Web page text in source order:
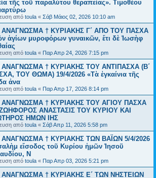
τῆς τοῦ παραλύτου θεραπείας». Τιμοθέου
από toula « Σάβ Μάιος 02, 2026 10:10 am
ΑΝΑΓΝΩΣΜΑ † ΚΥΡΙΑΚΗΣ Γ΄ ΑΠΟ ΤΟΥ ΠΑΣΧΑ
ἁγίων μυροφόρων γυναικῶν, ἔτι δὲ Ἰωσὴφ
από toula « Παρ Απρ 24, 2026 7:15 pm
ΑΝΑΓΝΩΣΜΑ † ΚΥΡΙΑΚΗΣ ΤΟΥ ΑΝΤΙΠΑΣΧΑ (Β΄
ΤΟΥ ΘΩΜΑ) 19/4/2026 «Τὰ ἐγκαίνια τῆς
ἀνα
από toula « Παρ Απρ 17, 2026 8:14 pm
ΑΝΑΓΝΩΣΜΑ † ΚΥΡΙΑΚΗΣ ΤΟΥ ΑΓΙΟΥ ΠΑΣΧΑ
ΖΩΗΦΟΡΟΣ ΑΝΑΣΤΑΣΙΣ ΤΟΥ ΚΥΡΙΟΥ ΚΑΙ
ΗΜΩΝ ΙΗΣ
από toula « Σάβ Απρ 11, 2026 5:58 pm
ΑΝΑΓΝΩΣΜΑ † ΚΥΡΙΑΚΗΣ ΤΩΝ ΒΑΪΩΝ 5/4/2026
εἴσοδος τοῦ Κυρίου ἡμῶν Ἰησοῦ
Ν
από toula « Παρ Απρ 03, 2026 5:21 pm
ΑΝΑΓΝΩΣΜΑ † ΚΥΡΙΑΚΗΣ Ε΄ ΤΩΝ ΝΗΣΤΕΙΩΝ